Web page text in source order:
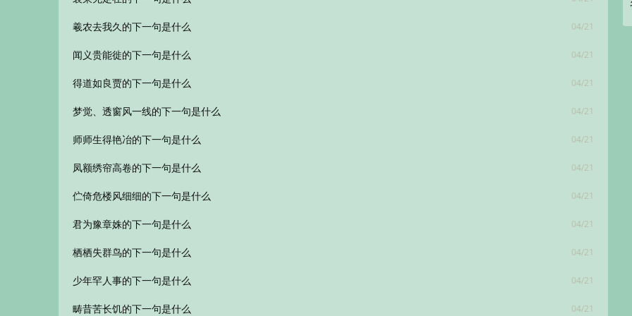
04/21
羲农去我久的下一句是什么
04/21
闻义贵能徙的下一句是什么
04/21
得道如良贾的下一句是什么
04/21
梦觉、透窗风一线的下一句是什么
04/21
师师生得艳冶的下一句是什么
04/21
凤额绣帘高卷的下一句是什么
04/21
伫倚危楼风细细的下一句是什么
04/21
君为豫章姝的下一句是什么
04/21
栖栖失群鸟的下一句是什么
04/21
少年罕人事的下一句是什么
04/21
畴昔苦长饥的下一句是什么